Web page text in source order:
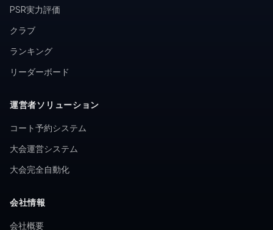
PSR実力評価
クラブ
ランキング
リーダーボード
運営者ソリューション
コート予約システム
大会運営システム
大会完全自動化
会社情報
会社概要